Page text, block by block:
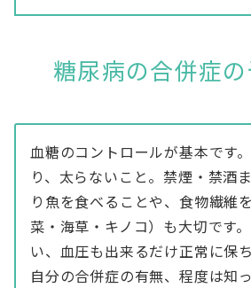
糖尿病の合併症
血糖のコントロールが基本です
り、太らないこと。禁煙・禁酒
り魚を食べることや、食物繊維
菜・海草・キノコ）も大切です
い、血圧も出来るだけ正常に保ち
自分の合併症の有無、程度は知